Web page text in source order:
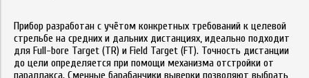
Прибор разработан с учётом конкретных требований к целевой
стрельбе на средних и дальних дистанциях, идеально подходит
для Full-bore Target (TR) и Field Target (FT). Точность дистанции
до цели определяется при помощи механизма отстройки от
параллакса. Сменные барабанчики выверки позволяют выбрать